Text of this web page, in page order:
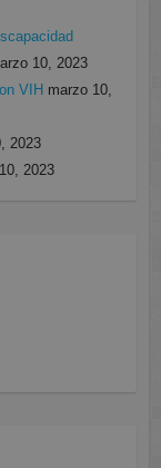
10, 2023
VIH marzo 10,
2023
2023